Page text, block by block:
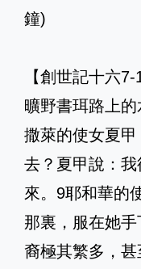
鐘)
【創世記十六
曠野書珥路上的
撒萊的使女夏
去？夏甲說：
來。9耶和華的
那裏，服在她
裔極其繁多，